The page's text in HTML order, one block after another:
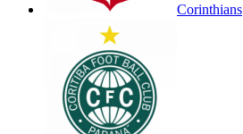
Corinthians